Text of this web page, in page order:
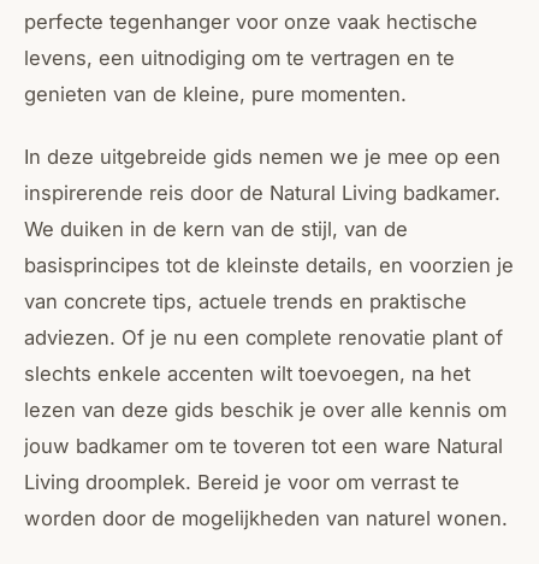
perfecte tegenhanger voor onze vaak hectische
levens, een uitnodiging om te vertragen en te
genieten van de kleine, pure momenten.
In deze uitgebreide gids nemen we je mee op een
inspirerende reis door de Natural Living badkamer.
We duiken in de kern van de stijl, van de
basisprincipes tot de kleinste details, en voorzien je
van concrete tips, actuele trends en praktische
adviezen. Of je nu een complete renovatie plant of
slechts enkele accenten wilt toevoegen, na het
lezen van deze gids beschik je over alle kennis om
jouw badkamer om te toveren tot een ware Natural
Living droomplek. Bereid je voor om verrast te
worden door de mogelijkheden van naturel wonen.